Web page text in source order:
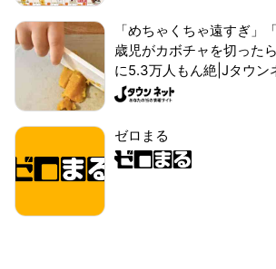
「めちゃくちゃ遠すぎ」
歳児がカボチャを切った
に5.3万人もん絶|Jタウン
ゼロまる